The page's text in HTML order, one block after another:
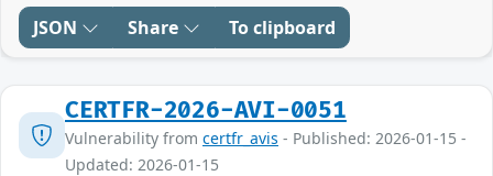
JSON Share To clipboard
CERTFR-2026-AVI-0051
Vulnerability from certfr_avis - Published: 2026-01-15 -
Updated: 2026-01-15